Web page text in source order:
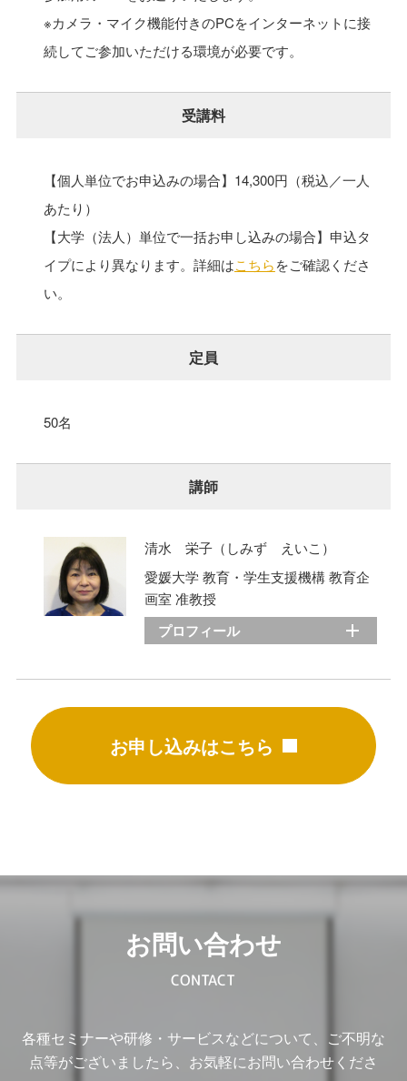
※カメラ・マイク機能付きのPCをインターネットに接
続してご参加いただける環境が必要です。
受講料
【個人単位でお申込みの場合】14,300円（税込／一人
あたり）
【大学（法人）単位で一括お申し込みの場合】申込タ
イプにより異なります。詳細はこちらをご確認くださ
い。
定員
50名
講師
清水 栄子（しみず えいこ）
愛媛大学 教育・学生支援機構 教育企
画室 准教授
プロフィール
お申し込みはこちら
お問い合わせ
CONTACT
各種セミナーや研修・サービスなどについて、ご不明な
点等がございましたら、お気軽にお問い合わせくださ